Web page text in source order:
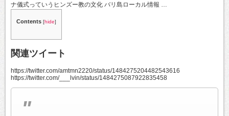
ナ儀式っていうヒンズー教の文化 バリ島ローカル情報 …
Contents [hide]
関連ツイート
https://twitter.com/amtmn2220/status/1484275204482543616
https://twitter.com/___lvin/status/1484275087922835458